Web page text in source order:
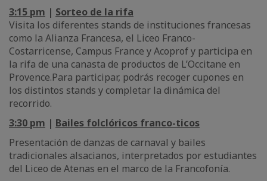
3:15 pm | Sorteo de la rifa
Visita los diferentes stands de instituciones francesas
como la Alianza Francesa, el Liceo Franco-
Costarricense, Campus France y Acoprof y participa en
la rifa de una canasta de productos de L’Occitane en
Provence.Para participar, podrás recoger cupones en
los distintos stands y completar la dinámica del
recorrido.
3:30 pm | Bailes folclóricos franco-ticos
Presentación de danzas de carnaval y bailes
tradicionales alsacianos, interpretados por estudiantes
del Liceo de Atenas en el marco de la Francofonía.